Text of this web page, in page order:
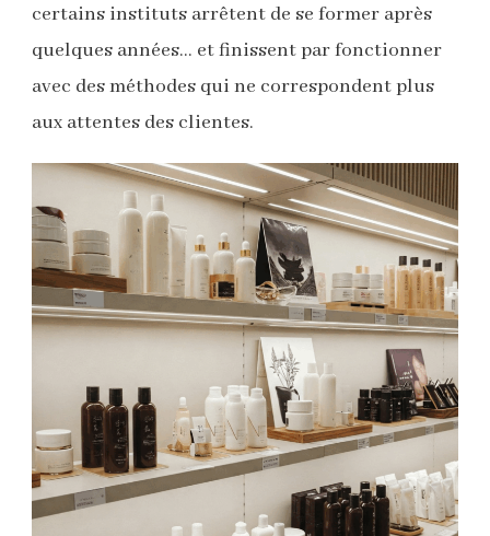
certains instituts arrêtent de se former après
quelques années… et finissent par fonctionner
avec des méthodes qui ne correspondent plus
aux attentes des clientes.